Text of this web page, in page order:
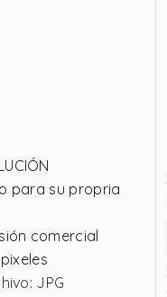
para su propria
comercial
JPG